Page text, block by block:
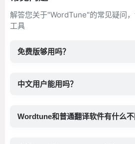
解答您关于"WordTune"的常见疑问
工具
免费版够用吗？
中文用户能用吗？
Wordtune和普通翻译软件有什么不